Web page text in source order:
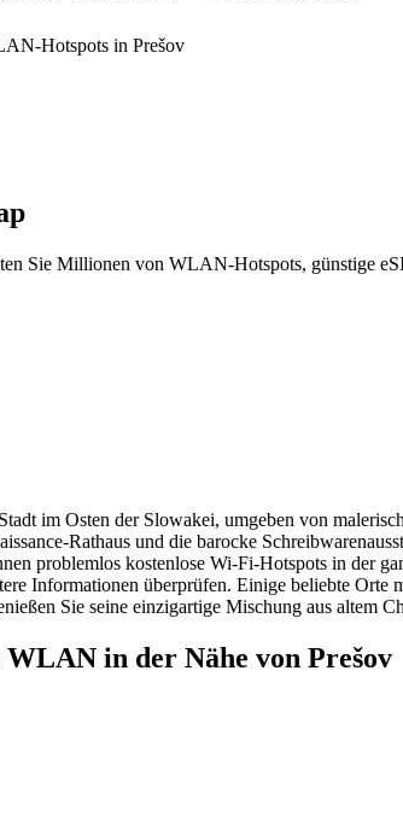
Hotspots in Prešov
Sie Millionen von WLAN-Hotspots, günstige
im Osten der Slowakei, umgeben von
Rathaus und die barocke
problemlos kostenlose Wi-Fi-Hotspots in der
Informationen überprüfen. Einige beliebte Orte
Sie seine einzigartige Mischung aus altem
WLAN in der Nähe von Prešov